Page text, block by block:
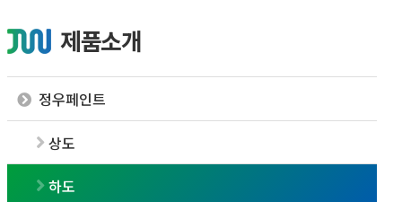
제품소개
정우페인트
상도
하도